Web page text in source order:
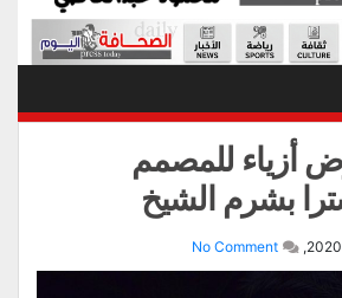
أزياء للمصمم
بشرم الشيخ
No Comment